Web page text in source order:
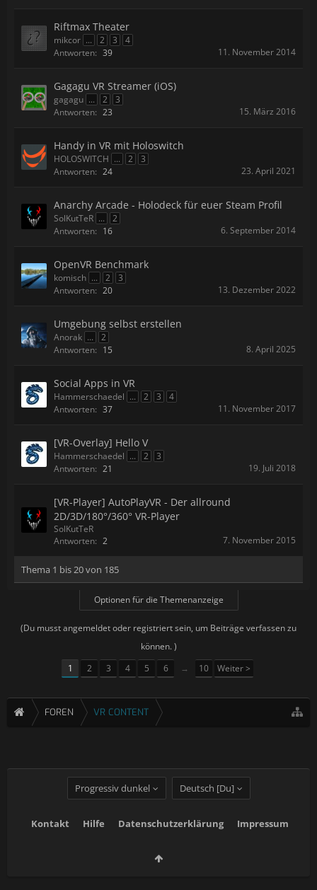
Riftmax Theater
mikcor ... 2 3
4
Antworten: 39 11. November 2014
Gagagu VR Streamer (iOS)
gagagu ... 2
3
Antworten: 23 15. März 2016
Handy in VR mit Holoswitch
HOLOSWITCH ... 2
3
Antworten: 24 23. April 2021
Anarchy Arcade - Holodeck für euer Steam Profil
SolKutTeR ...
2
Antworten: 16 6. September 2014
OpenVR Benchmark
komisch ... 2
3
Antworten: 20 13. Dezember 2022
Umgebung selbst erstellen
Anorak ...
2
Antworten: 15 8. April 2025
Social Apps in VR
Hammerschaedel ... 2 3
4
Antworten: 37 11. November 2017
[VR-Overlay] Hello V
Hammerschaedel ... 2
3
Antworten: 21 19. Juli 2018
[VR-Player] AutoPlayVR - Der allround
2D/3D/180°/360° VR-Player
SolKutTeR
Antworten: 2 7. November 2015
Thema 1 bis 20 von 185
Optionen für die Themenanzeige
(Du musst angemeldet oder registriert sein, um Beiträge verfassen zu
können. )
1
2 3 4 5 6 → 10 Weiter >
FOREN VR CONTENT
Progressiv dunkel Deutsch [Du]
Kontakt Hilfe Datenschutzerklärung Impressum